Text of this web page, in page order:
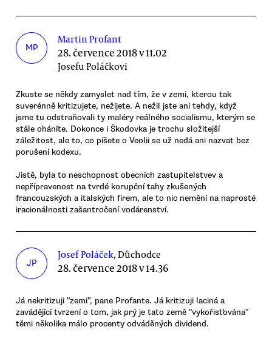
MP
Martin Profant
28. července 2018 v 11.02
Josefu Poláčkovi
Zkuste se někdy zamyslet nad tím, že v zemi, kterou tak
suverénně kritizujete, nežijete. A nežil jste ani tehdy, když
jsme tu odstraňovali ty maléry reálného socialismu, kterým se
stále oháníte. Dokonce i Škodovka je trochu složitejší
záležitost, ale to, co píšete o Veolii se už nedá ani nazvat bez
porušení kodexu.
Jistě, byla to neschopnost obecních zastupitelstvev a
nepřípravenost na tvrdé korupční tahy zkušených
francouzských a italských firem, ale to nic nemění na naprosté
iracionálnosti zašantročení vodárenství.
JP
Josef Poláček, Důchodce
28. července 2018 v 14.36
Já nekritizuji "zemi", pane Profante. Já kritizuji laciná a
zavádějící tvrzení o tom, jak prý je tato země "vykořisťována"
těmi několika málo procenty odváděných dividend.